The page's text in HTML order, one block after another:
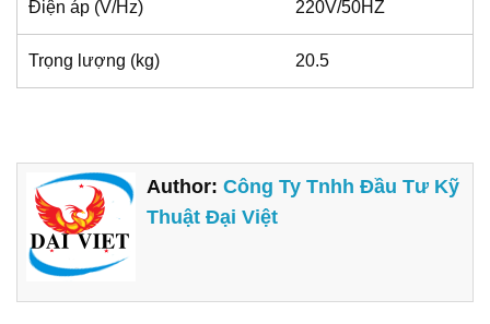
Điện áp (V/Hz) 220V/50HZ
Trọng lượng (kg) 20.5
Author:Công Ty Tnhh Đầu Tư Kỹ
Thuật Đại Việt